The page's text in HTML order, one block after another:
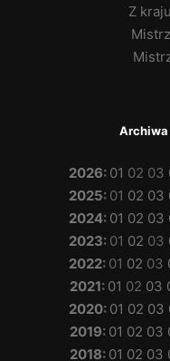
Z
Archiwa
2026: 01 02 03
2025: 01 02 03
2024: 01 02 03
2023: 01 02 03
2022: 01 02 03
2021: 01 02 03
2020: 01 02 03
2019: 01 02 03
2018: 01 02 03